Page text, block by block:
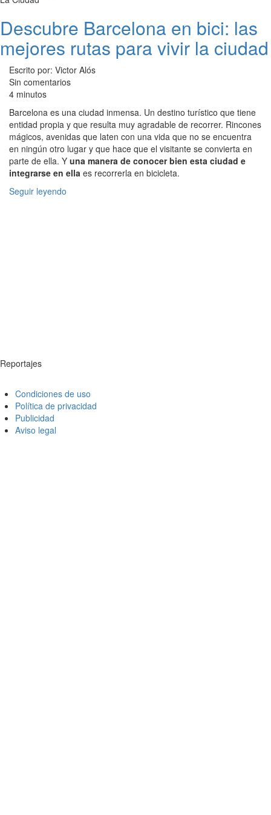
Descubre Barcelona en bici: las
mejores rutas para vivir la ciudad
Escrito por: Victor Alós
Sin comentarios
4 minutos
Barcelona es una ciudad inmensa. Un destino turístico que tiene
entidad propia y que resulta muy agradable de recorrer. Rincones
mágicos, avenidas que laten con una vida que no se encuentra
en ningún otro lugar y que hace que el visitante se convierta en
parte de ella. Y una manera de conocer bien esta ciudad e
integrarse en ella es recorrerla en bicicleta.
Seguir leyendo
Reportajes
Condiciones de uso
Política de privacidad
Publicidad
Aviso legal